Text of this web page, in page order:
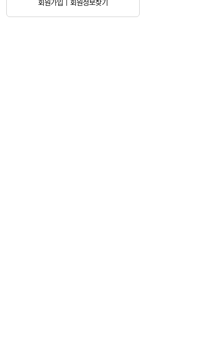
회원가입 회원정보찾기